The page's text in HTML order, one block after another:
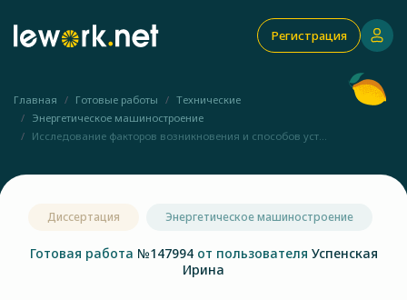
Регистрация
Главная Готовые работы
Технические
Энергетическое машиностроение
Исследование факторов возникновения и способов уст...
Диссертация Энергетическое машиностроение
Готовая работа №147994 от пользователя Успенская
Ирина